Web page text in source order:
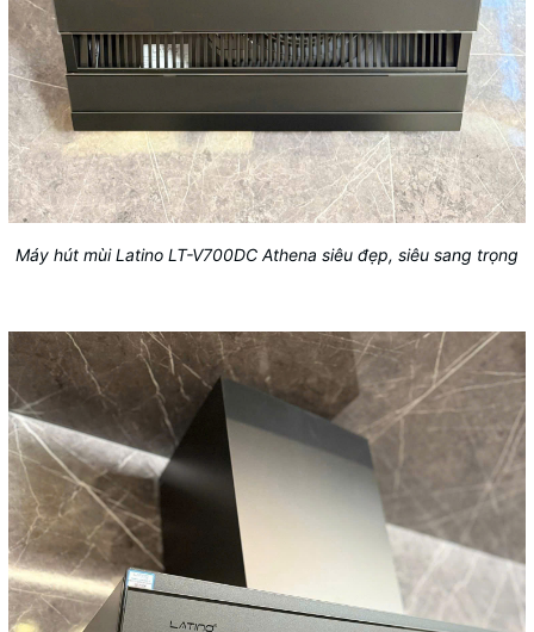
Máy hút mùi Latino LT-V700DC Athena siêu đẹp, siêu sang trọng